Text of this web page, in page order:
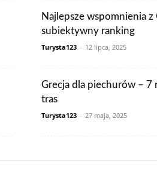
Najlepsze wspomnienia z
subiektywny ranking
Turysta123 - 12 lipca, 2025
Grecja dla piechurów – 7
tras
Turysta123 - 27 maja, 2025